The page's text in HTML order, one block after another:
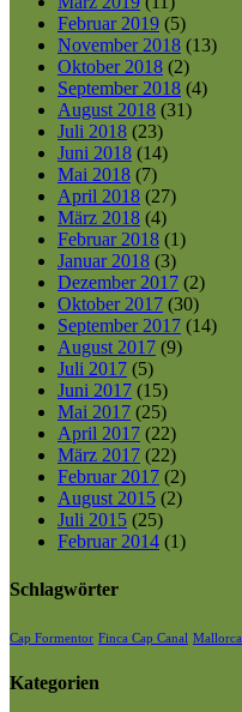
Februar 2019 (5)
November 2018 (13)
Oktober 2018 (2)
September 2018 (4)
August 2018 (31)
Juli 2018 (23)
Juni 2018 (14)
Mai 2018 (7)
April 2018 (27)
März 2018 (4)
Februar 2018 (1)
Januar 2018 (3)
Dezember 2017 (2)
Oktober 2017 (30)
September 2017 (14)
August 2017 (9)
Juli 2017 (5)
Juni 2017 (15)
Mai 2017 (25)
April 2017 (22)
März 2017 (22)
Februar 2017 (2)
August 2015 (2)
Juli 2015 (25)
Februar 2014 (1)
Schlagwörter
Cap Formentor Finca Cap Canal Mallorca
Kategorien